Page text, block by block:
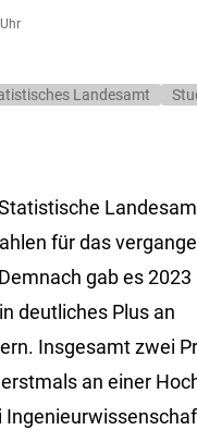
Landesamt
für das
gab es
deutliches Plus an
Insgesamt zwei
an einer